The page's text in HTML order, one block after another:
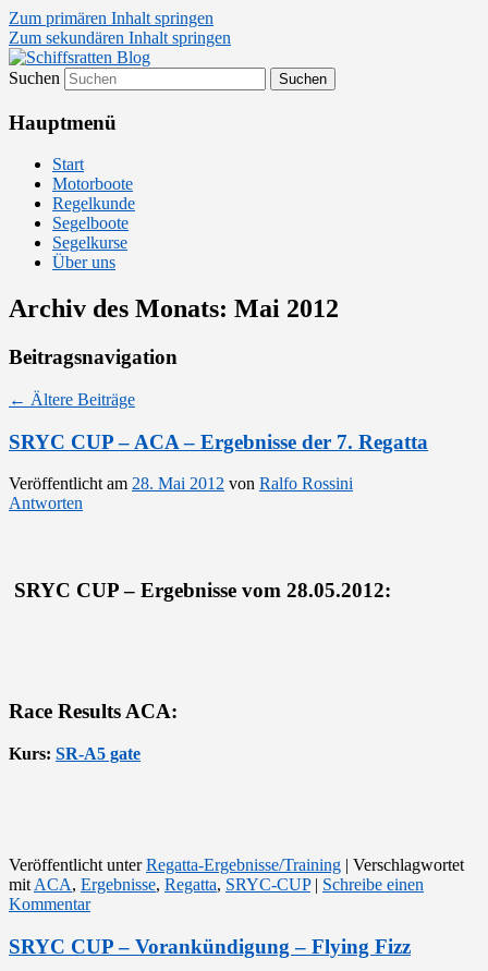
Zum primären Inhalt springen
Zum sekundären Inhalt springen
Schiffsratten Blog
Segelsport in Second Life
Suchen
Hauptmenü
Start
Motorboote
Regelkunde
Segelboote
Segelkurse
Über uns
Archiv des Monats: Mai 2012
Beitragsnavigation
← Ältere Beiträge
SRYC CUP – ACA – Ergebnisse der 7. Regatta
Veröffentlicht am 28. Mai 2012 von Ralfo Rossini
Antworten
SRYC CUP – Ergebnisse vom 28.05.2012:
Race Results ACA:
Kurs: SR-A5 gate
Veröffentlicht unter Regatta-Ergebnisse/Training | Verschlagwortet
mit ACA, Ergebnisse, Regatta, SRYC-CUP | Schreibe einen
Kommentar
SRYC CUP – Vorankündigung – Flying Fizz